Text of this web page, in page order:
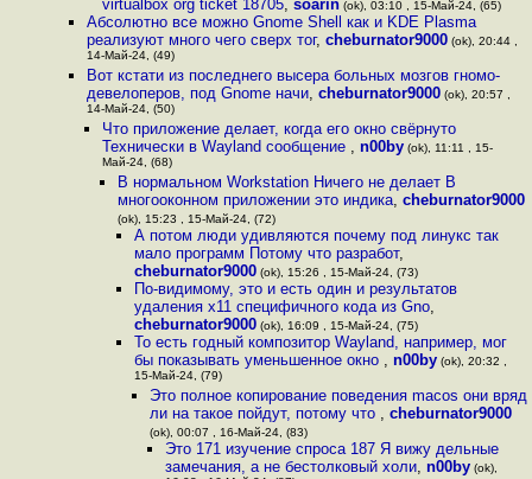
virtualbox org ticket 18705, soarin(ok), 03:10 , 15-Май-24, (65)
Абсолютно все можно Gnome Shell как и KDE Plasma
реализуют много чего сверх тог, cheburnator9000(ok), 20:44 ,
14-Май-24, (49)
Вот кстати из последнего высера больных мозгов гномо-
девелоперов, под Gnome начи, cheburnator9000(ok), 20:57 ,
14-Май-24, (50)
Что приложение делает, когда его окно свёрнуто
Технически в Wayland сообщение , n00by(ok), 11:11 , 15-
Май-24, (68)
В нормальном Workstation Ничего не делает В
многооконном приложении это индика,cheburnator9000
(ok), 15:23 , 15-Май-24, (72)
А потом люди удивляются почему под линукс так
мало программ Потому что разработ,
cheburnator9000(ok), 15:26 , 15-Май-24, (73)
По-видимому, это и есть один и результатов
удаления x11 специфичного кода из Gno,
cheburnator9000(ok), 16:09 , 15-Май-24, (75)
То есть годный композитор Wayland, например, мог
бы показывать уменьшенное окно , n00by(ok), 20:32 ,
15-Май-24, (79)
Это полное копирование поведения macos они вряд
ли на такое пойдут, потому что , cheburnator9000
(ok), 00:07 , 16-Май-24, (83)
Это 171 изучение спроса 187 Я вижу дельные
замечания, а не бестолковый холи,n00by (ok),